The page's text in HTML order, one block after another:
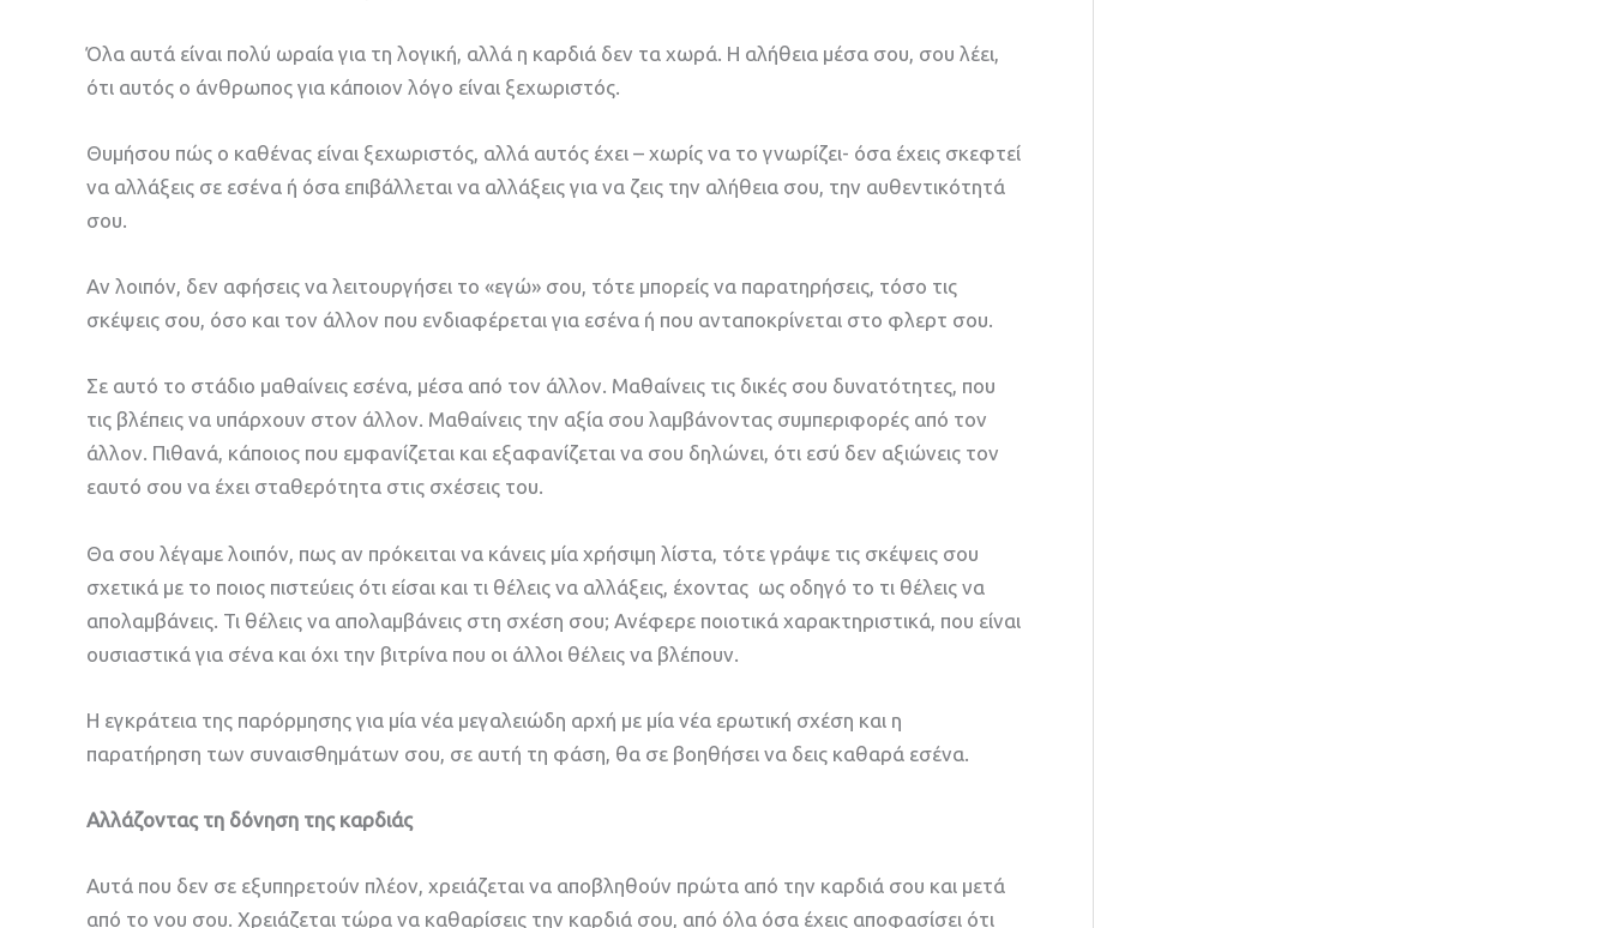
Όλα αυτά είναι πολύ ωραία για τη λογική, αλλά η καρδιά δεν τα χωρά. Η αλήθεια μέσα σου, σου λέει,
ότι αυτός ο άνθρωπος για κάποιον λόγο είναι ξεχωριστός.
Θυμήσου πώς ο καθένας είναι ξεχωριστός, αλλά αυτός έχει – χωρίς να το γνωρίζει- όσα έχεις σκεφτεί
να αλλάξεις σε εσένα ή όσα επιβάλλεται να αλλάξεις για να ζεις την αλήθεια σου, την αυθεντικότητά
σου.
Αν λοιπόν, δεν αφήσεις να λειτουργήσει το «εγώ» σου, τότε μπορείς να παρατηρήσεις, τόσο τις
σκέψεις σου, όσο και τον άλλον που ενδιαφέρεται για εσένα ή που ανταποκρίνεται στο φλερτ σου.
Σε αυτό το στάδιο μαθαίνεις εσένα, μέσα από τον άλλον. Μαθαίνεις τις δικές σου δυνατότητες, που
τις βλέπεις να υπάρχουν στον άλλον. Μαθαίνεις την αξία σου λαμβάνοντας συμπεριφορές από τον
άλλον. Πιθανά, κάποιος που εμφανίζεται και εξαφανίζεται να σου δηλώνει, ότι εσύ δεν αξιώνεις τον
εαυτό σου να έχει σταθερότητα στις σχέσεις του.
Θα σου λέγαμε λοιπόν, πως αν πρόκειται να κάνεις μία χρήσιμη λίστα, τότε γράψε τις σκέψεις σου
σχετικά με το ποιος πιστεύεις ότι είσαι και τι θέλεις να αλλάξεις, έχοντας ως οδηγό το τι θέλεις να
απολαμβάνεις. Τι θέλεις να απολαμβάνεις στη σχέση σου; Ανέφερε ποιοτικά χαρακτηριστικά, που είναι
ουσιαστικά για σένα και όχι την βιτρίνα που οι άλλοι θέλεις να βλέπουν.
Η εγκράτεια της παρόρμησης για μία νέα μεγαλειώδη αρχή με μία νέα ερωτική σχέση και η
παρατήρηση των συναισθημάτων σου, σε αυτή τη φάση, θα σε βοηθήσει να δεις καθαρά εσένα.
Αλλάζοντας τη δόνηση της καρδιάς
Αυτά που δεν σε εξυπηρετούν πλέον, χρειάζεται να αποβληθούν πρώτα από την καρδιά σου και μετά
από το νου σου. Χρειάζεται τώρα να καθαρίσεις την καρδιά σου, από όλα όσα έχεις αποφασίσει ότι